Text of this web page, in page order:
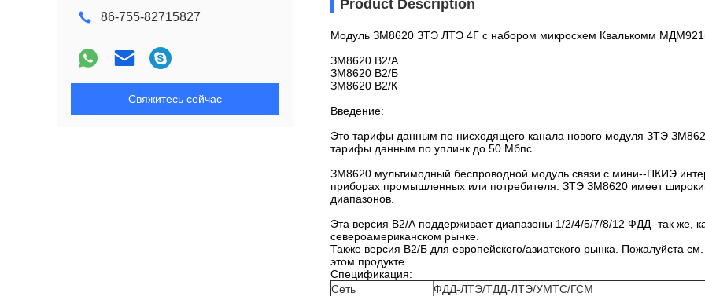
86-755-82715827
Свяжитесь сейчас
Product Description
Модуль ЗМ8620 ЗТЭ ЛТЭ 4Г с набором микросхем Квалькомм
ЗМ8620 В2/А
ЗМ8620 В2/Б
ЗМ8620 В2/К
Введение:
Это тарифы данным по нисходящего канала нового модуля ЗТЭ
тарифы данным по уплинк до 50 Мбпс.
ЗМ8620 мультимодный беспроводной модуль связи с мини--ПКИЭ
приборах промышленных или потребителя. ЗТЭ ЗМ8620 имеет
диапазонов.
Эта версия В2/А поддерживает диапазоны 1/2/4/5/7/8/12 ФДД- так же,
североамериканском рынке.
Также версия В2/Б для европейского/азиатского рынка. Пожалуйста
этом продукте.
Спецификация:
Сеть
ФДД-ЛТЭ/ТДД-ЛТЭ/УМТС/ГСМ